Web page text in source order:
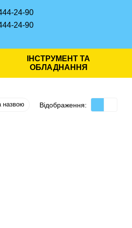
24-90
24-90
ІНСТРУМЕНТ ТА
ОБЛАДНАННЯ
назвою Відображення: